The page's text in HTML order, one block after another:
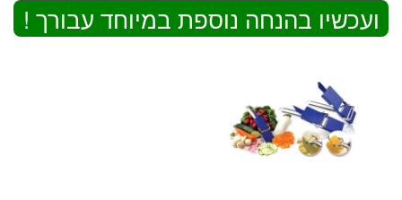
ועכשיו בהנחה נוספת במיוחד עבורך !